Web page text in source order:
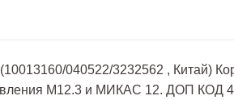
040522/3232562 , Китай)
М12.3 и МИКАС 12. ДОП КОД